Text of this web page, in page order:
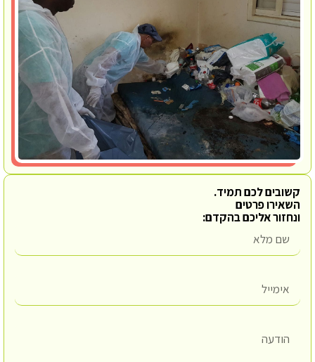
קשובים לכם תמיד.
השאירו פרטים
ונחזור אליכם בהקדם: